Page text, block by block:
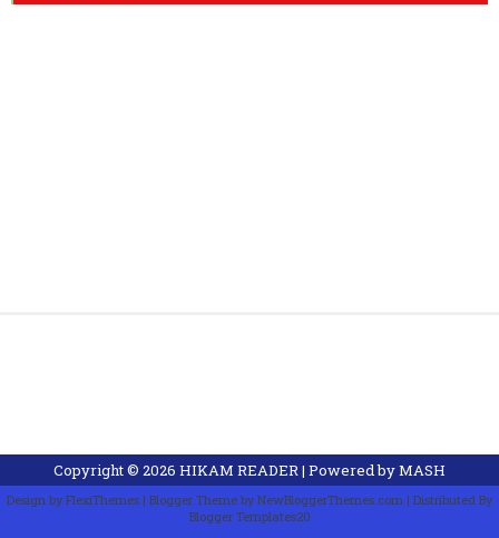
Copyright © 2026 HIKAM READER| Powered byMASH
Design byFlexiThemes | Blogger Theme byNewBloggerThemes.com | Distributed By
Blogger Templates20